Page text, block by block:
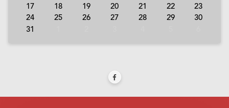
17
18 19 20 21 22
23
24
25 26 27 28 29
30
31